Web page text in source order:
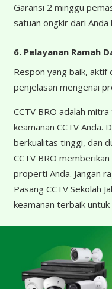
Garansi 2 minggu
satuan ongkir dari
6. Pelayanan Ramah
Respon yang baik,
penjelasan mengenai
CCTV BRO adalah
keamanan CCTV Anda.
berkualitas tinggi, dan
CCTV BRO
properti Anda. Jangan
Pasang CCTV Sekolah
keamanan terbaik